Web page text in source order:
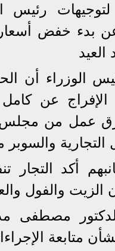
لتوجيهات رئيس
الوزراء أن
الإفراج عن كامل
عمل من مجلس
التجارية
أكد التجار
الزيت والفول
مصطفى
متابعة